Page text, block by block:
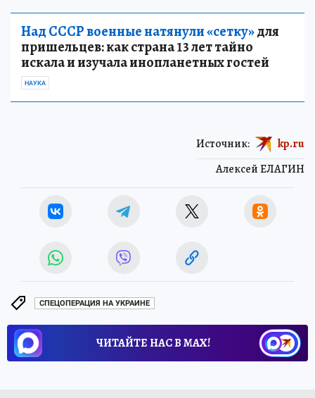
Над СССР военные натянули «сетку»для
пришельцев: как страна 13 лет тайно
искала и изучала инопланетных гостей
НАУКА
Алексей ЕЛАГИН
Источник: kp.ru
СПЕЦОПЕРАЦИЯ НА УКРАИНЕ
ЧИТАЙТЕ НАС В МАХ!